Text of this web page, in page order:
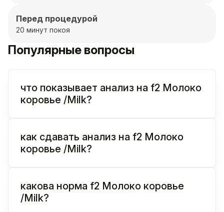
Перед процедурой
20 минут покоя
Популярные вопросы
что показывает анализ на f2 Молоко
коровье /Milk?
как сдавать анализ на f2 Молоко
коровье /Milk?
какова норма f2 Молоко коровье
/Milk?